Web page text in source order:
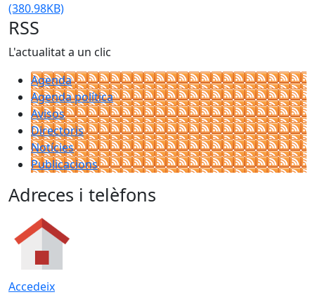
(380.98KB)
RSS
L'actualitat a un clic
Agenda
Agenda política
Avisos
Directoris
Notícies
Publicacions
Adreces i telèfons
Accedeix